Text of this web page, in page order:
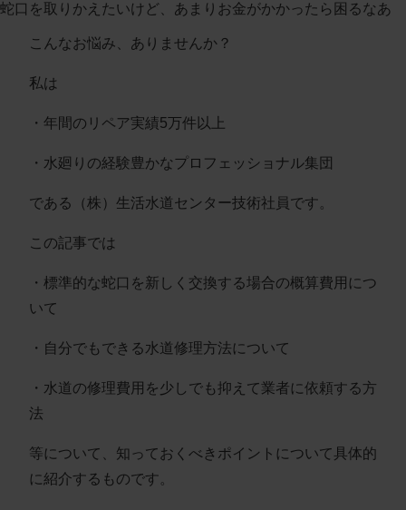
蛇口を取りかえたいけど、あまりお金がかかったら困るなあ
こんなお悩み、ありませんか？
私は
・年間のリペア実績5万件以上
・水廻りの経験豊かなプロフェッショナル集団
である（株）生活水道センター技術社員です。
この記事では
・標準的な蛇口を新しく交換する場合の概算費用につ
いて
・自分でもできる水道修理方法について
・水道の修理費用を少しでも抑えて業者に依頼する方
法
等について、知っておくべきポイントについて具体的
に紹介するものです。